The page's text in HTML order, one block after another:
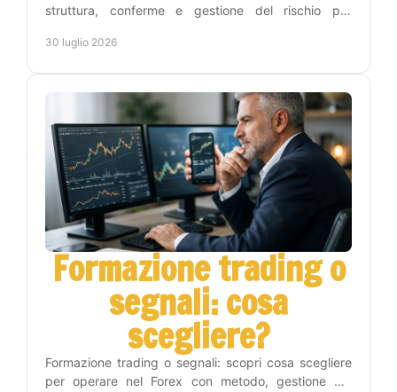
struttura, conferme e gestione del rischio per
30 luglio 2026
Formazione trading o
segnali: cosa
scegliere?
Formazione trading o segnali: scopri cosa scegliere
per operare nel Forex con metodo, gestione del